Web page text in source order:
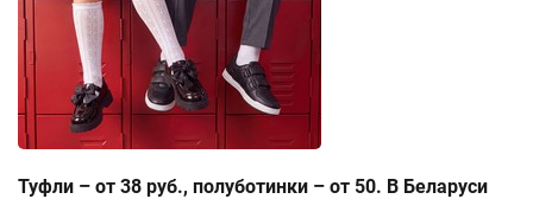
Туфли – от 38 руб., полуботинки – от 50. В Беларуси